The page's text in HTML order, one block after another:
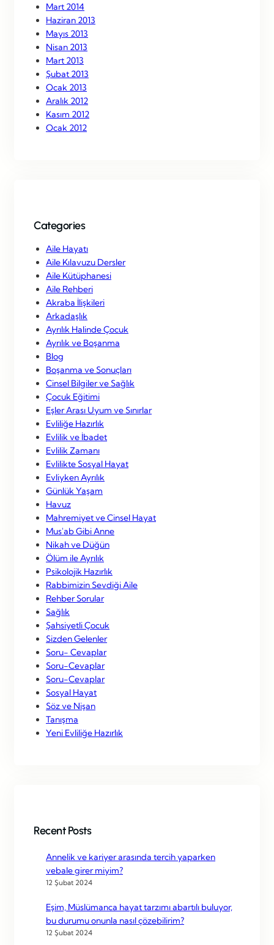
Mart 2014
Haziran 2013
Mayıs 2013
Nisan 2013
Mart 2013
Şubat 2013
Ocak 2013
Aralık 2012
Kasım 2012
Ocak 2012
Categories
Aile Hayatı
Aile Kılavuzu Dersler
Aile Kütüphanesi
Aile Rehberi
Akraba İlişkileri
Arkadaşlık
Ayrılık Halinde Çocuk
Ayrılık ve Boşanma
Blog
Boşanma ve Sonuçları
Cinsel Bilgiler ve Sağlık
Çocuk Eğitimi
Eşler Arası Uyum ve Sınırlar
Evliliğe Hazırlık
Evlilik ve İbadet
Evlilik Zamanı
Evlilikte Sosyal Hayat
Evliyken Ayrılık
Günlük Yaşam
Havuz
Mahremiyet ve Cinsel Hayat
Mus'ab Gibi Anne
Nikah ve Düğün
Ölüm ile Ayrılık
Psikolojik Hazırlık
Rabbimizin Sevdiği Aile
Rehber Sorular
Sağlık
Şahsiyetli Çocuk
Sizden Gelenler
Soru- Cevaplar
Soru-Cevaplar
Soru-Cevaplar
Sosyal Hayat
Söz ve Nişan
Tanışma
Yeni Evliliğe Hazırlık
Recent Posts
Annelik ve kariyer arasında tercih yaparken
vebale girer miyim?
12 Şubat 2024
Eşim, Müslümanca hayat tarzımı abartılı buluyor,
bu durumu onunla nasıl çözebilirim?
12 Şubat 2024